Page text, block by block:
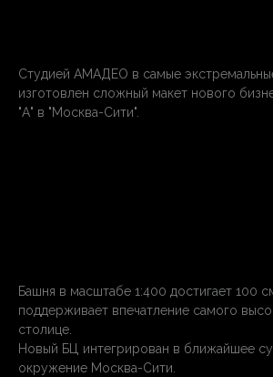
Студией АМАДЕО в самые
изготовлен сложный макет нового
"А" в "Москва-Сити".
Башня в масштабе 1:400 достигает 100
поддерживает впечатление самого
столице.
Новый БЦ интегрирован в ближайшее
окружение Москва-Сити.